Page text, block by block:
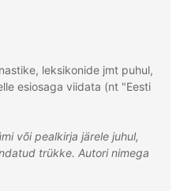
leksikonide jmt puhul,
esiosaga viidata (nt "Eesti
või pealkirja järele juhul,
trükke. Autori nimega